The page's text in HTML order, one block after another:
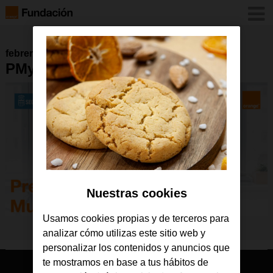
febrero 2022
PMyT22_tw
Nuestras cookies
Usamos cookies propias y de terceros para
analizar cómo utilizas este sitio web y
personalizar los contenidos y anuncios que
te mostramos en base a tus hábitos de